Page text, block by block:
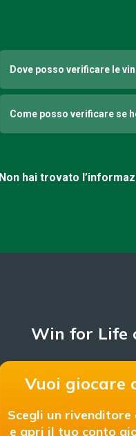
Dove posso verificare le
Come posso verificare se
Non hai trovato
Win for Life
Vuoi giocare
Scegli un
e apri il tuo conto